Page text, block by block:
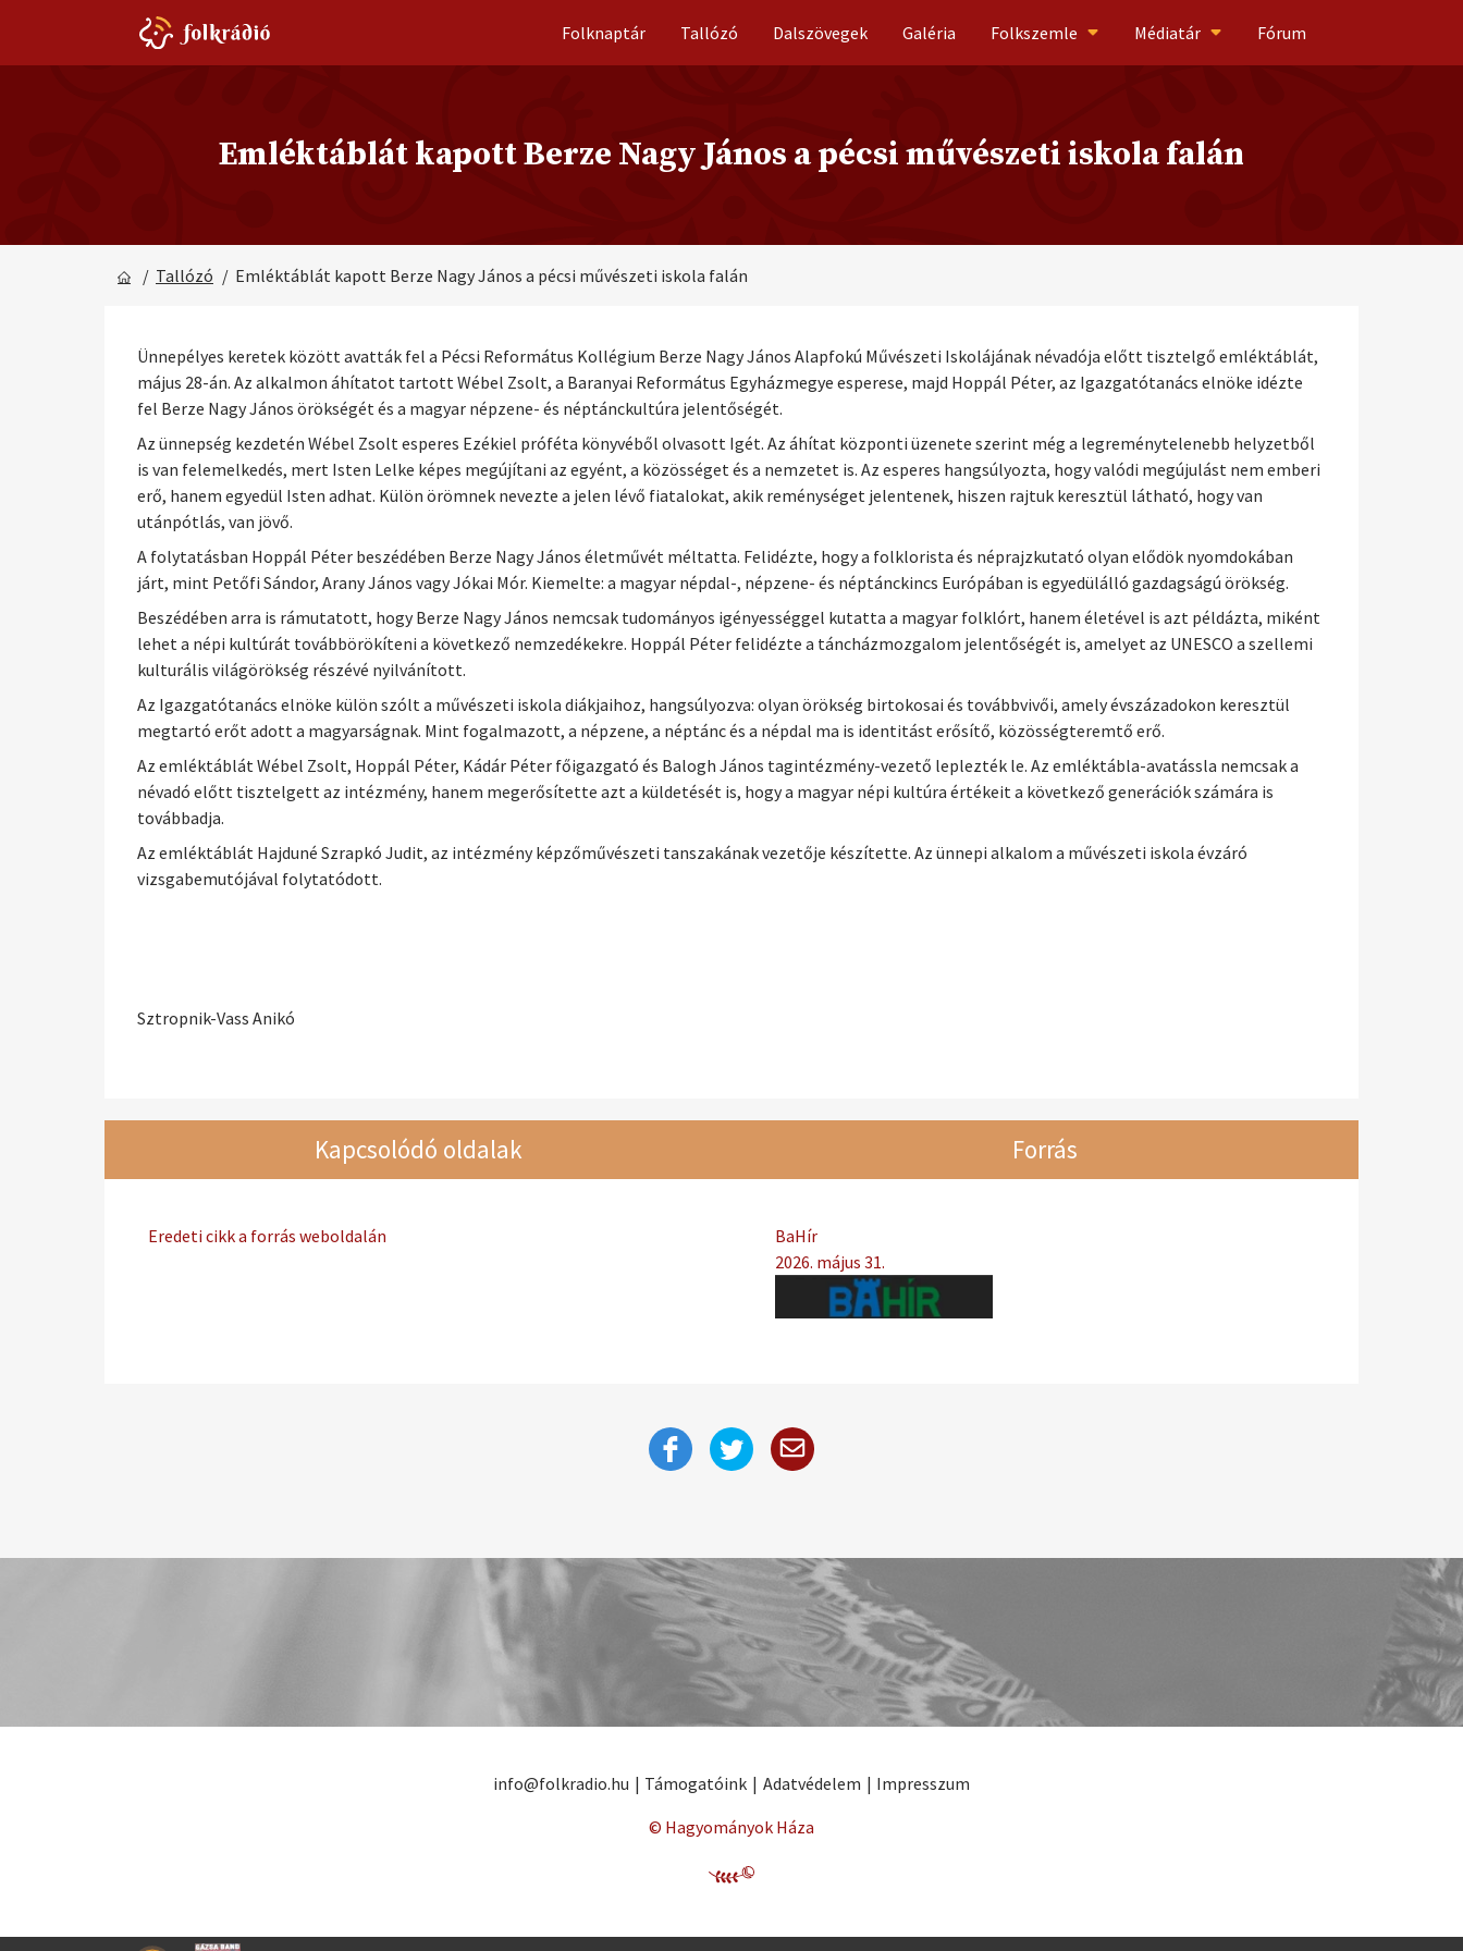
Folknaptár Tallózó Dalszövegek Galéria Folkszemle Médiatár Fórum
Emléktáblát kapott Berze Nagy János a pécsi művészeti iskola falán
/ Tallózó / Emléktáblát kapott Berze Nagy János a pécsi művészeti iskola falán
Ünnepélyes keretek között avatták fel a Pécsi Református Kollégium Berze Nagy János Alapfokú Művészeti Iskolájának névadója előtt tisztelgő emléktáblát,
május 28-án. Az alkalmon áhítatot tartott Wébel Zsolt, a Baranyai Református Egyházmegye esperese, majd Hoppál Péter, az Igazgatótanács elnöke idézte
fel Berze Nagy János örökségét és a magyar népzene- és néptánckultúra jelentőségét.
Az ünnepség kezdetén Wébel Zsolt esperes Ezékiel próféta könyvéből olvasott Igét. Az áhítat központi üzenete szerint még a legreménytelenebb helyzetből
is van felemelkedés, mert Isten Lelke képes megújítani az egyént, a közösséget és a nemzetet is. Az esperes hangsúlyozta, hogy valódi megújulást nem emberi
erő, hanem egyedül Isten adhat. Külön örömnek nevezte a jelen lévő fiatalokat, akik reménységet jelentenek, hiszen rajtuk keresztül látható, hogy van
utánpótlás, van jövő.
A folytatásban Hoppál Péter beszédében Berze Nagy János életművét méltatta. Felidézte, hogy a folklorista és néprajzkutató olyan elődök nyomdokában
járt, mint Petőfi Sándor, Arany János vagy Jókai Mór. Kiemelte: a magyar népdal-, népzene- és néptánckincs Európában is egyedülálló gazdagságú örökség.
Beszédében arra is rámutatott, hogy Berze Nagy János nemcsak tudományos igényességgel kutatta a magyar folklórt, hanem életével is azt példázta, miként
lehet a népi kultúrát továbbörökíteni a következő nemzedékekre. Hoppál Péter felidézte a táncházmozgalom jelentőségét is, amelyet az UNESCO a szellemi
kulturális világörökség részévé nyilvánított.
Az Igazgatótanács elnöke külön szólt a művészeti iskola diákjaihoz, hangsúlyozva: olyan örökség birtokosai és továbbvivői, amely évszázadokon keresztül
megtartó erőt adott a magyarságnak. Mint fogalmazott, a népzene, a néptánc és a népdal ma is identitást erősítő, közösségteremtő erő.
Az emléktáblát Wébel Zsolt, Hoppál Péter, Kádár Péter főigazgató és Balogh János tagintézmény-vezető leplezték le. Az emléktábla-avatássla nemcsak a
névadó előtt tisztelgett az intézmény, hanem megerősítette azt a küldetését is, hogy a magyar népi kultúra értékeit a következő generációk számára is
továbbadja.
Az emléktáblát Hajduné Szrapkó Judit, az intézmény képzőművészeti tanszakának vezetője készítette. Az ünnepi alkalom a művészeti iskola évzáró
vizsgabemutójával folytatódott.
Sztropnik-Vass Anikó
Kapcsolódó oldalak
Eredeti cikk a forrás weboldalán
Forrás
BaHír
2026. május 31.
info@folkradio.hu | Támogatóink | Adatvédelem | Impresszum
© Hagyományok Háza